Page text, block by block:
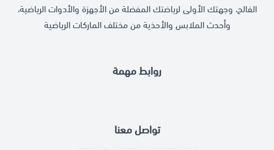
روابط مهمة
الفالح، وجهتك الأولى لرياضتك المفضلة من الأجهزة والأدوات الرياضية،
وأحدث الملابس والأحذية من مختلف الماركات الرياضية
تواصل معنا